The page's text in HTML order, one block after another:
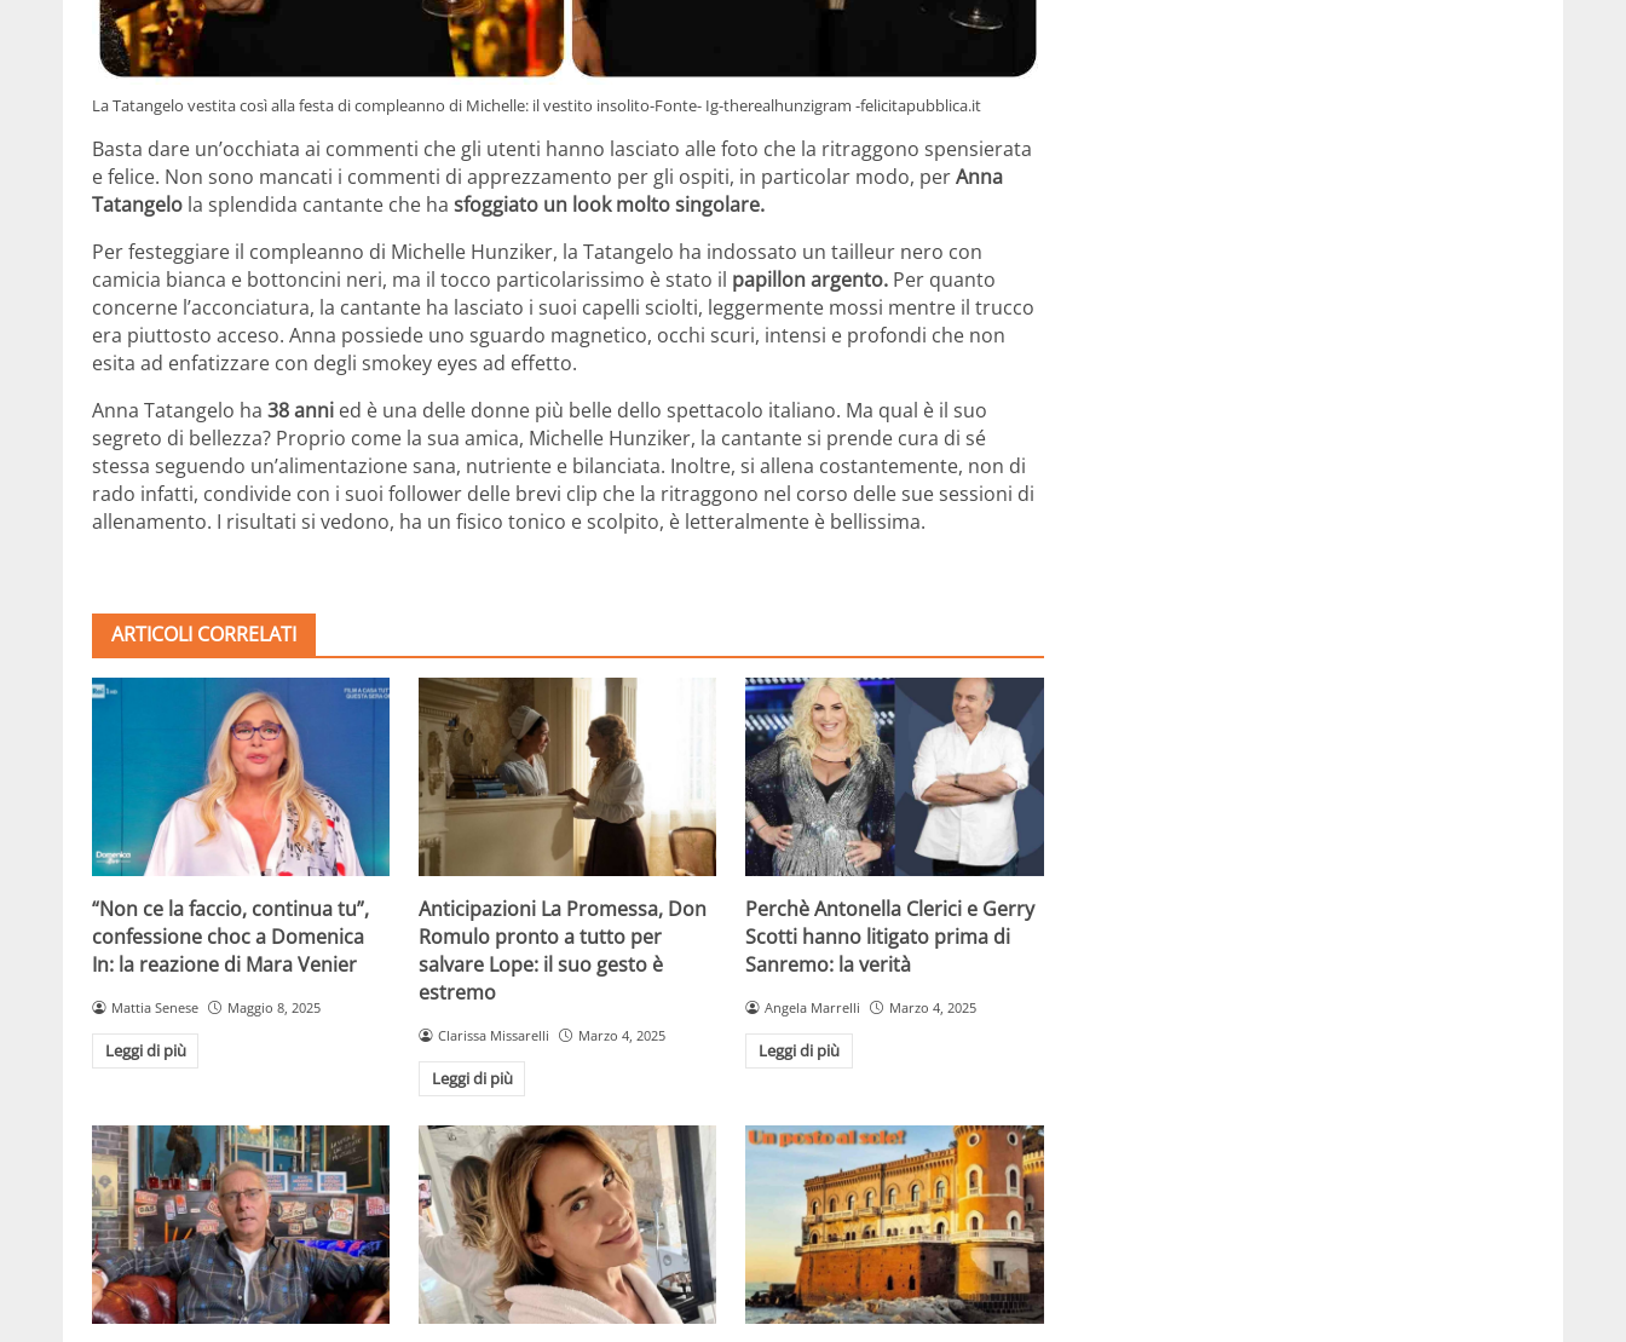
La Tatangelo vestita così alla festa di compleanno di Michelle: il vestito insolito-Fonte- Ig-therealhunzigram -felicitapubblica.it
Basta dare un’occhiata ai commenti che gli utenti hanno lasciato alle foto che la ritraggono spensierata
e felice. Non sono mancati i commenti di apprezzamento per gli ospiti, in particolar modo, perAnna
Tatangelo la splendida cantante che ha sfoggiato un look molto singolare.
Per festeggiare il compleanno di Michelle Hunziker, la Tatangelo ha indossato un tailleur nero con
camicia bianca e bottoncini neri, ma il tocco particolarissimo è stato il papillon argento. Per quanto
concerne l’acconciatura, la cantante ha lasciato i suoi capelli sciolti, leggermente mossi mentre il trucco
era piuttosto acceso. Anna possiede uno sguardo magnetico, occhi scuri, intensi e profondi che non
esita ad enfatizzare con degli smokey eyes ad effetto.
Anna Tatangelo ha 38 anni ed è una delle donne più belle dello spettacolo italiano. Ma qual è il suo
segreto di bellezza? Proprio come la sua amica, Michelle Hunziker, la cantante si prende cura di sé
stessa seguendo un’alimentazione sana, nutriente e bilanciata. Inoltre, si allena costantemente, non di
rado infatti, condivide con i suoi follower delle brevi clip che la ritraggono nel corso delle sue sessioni di
allenamento. I risultati si vedono, ha un fisico tonico e scolpito, è letteralmente è bellissima.
ARTICOLI CORRELATI
“Non ce la faccio, continua tu”,
confessione choc a Domenica
In: la reazione di Mara Venier
Mattia Senese Maggio 8, 2025
Leggi di più
Anticipazioni La Promessa, Don
Romulo pronto a tutto per
salvare Lope: il suo gesto è
estremo
Clarissa Missarelli Marzo 4, 2025
Leggi di più
Perchè Antonella Clerici e Gerry
Scotti hanno litigato prima di
Sanremo: la verità
Angela Marrelli Marzo 4, 2025
Leggi di più